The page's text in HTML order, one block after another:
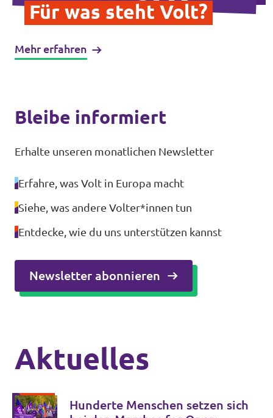
Für was steht Volt?
Mehr erfahren
Bleibe informiert
Erhalte unseren monatlichen Newsletter
Erfahre, was Volt in Europa macht
Siehe, was andere Volter*innen tun
Entdecke, wie du uns unterstützen kannst
Newsletter abonnieren
Aktuelles
Hunderte Menschen setzen sich